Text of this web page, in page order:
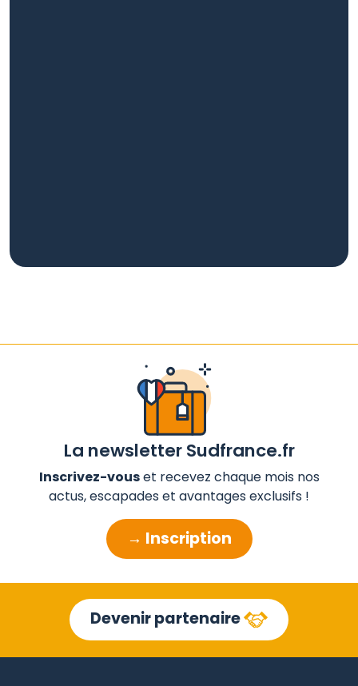
La newsletter Sudfrance.fr
Inscrivez-vouset recevez chaque mois nos
actus, escapades et avantages exclusifs !
→ Inscription
Devenir partenaire